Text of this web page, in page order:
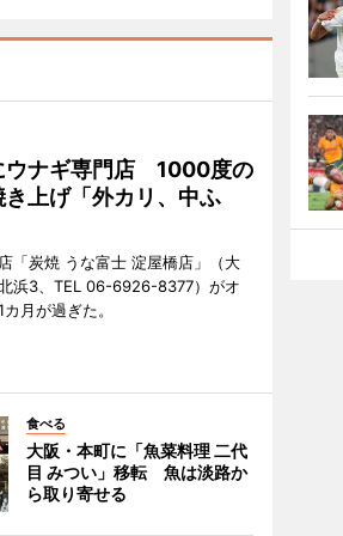
ウナギ専門店 1000度の
上げ「外カリ、中ふ
「炭焼 うな富士 淀屋橋店」（大
浜3、TEL 06-6926-8377）がオ
月が過ぎた。
食べる
大阪・本町に「魚菜料理 二代
目 みつい」移転 魚は淡路か
ら取り寄せる